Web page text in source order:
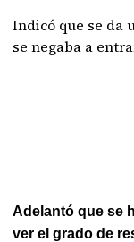
Indicó que se da
se negaba a
Adelantó que se
ver el grado de